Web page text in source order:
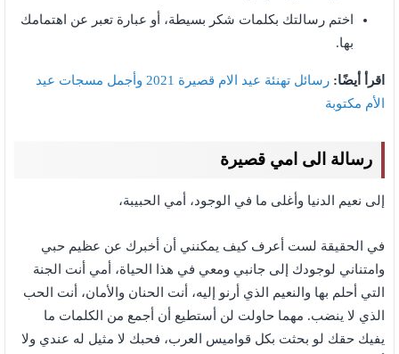
اختم رسالتك بكلمات شكر بسيطة، أو عبارة تعبر عن اهتمامك
بها.
اقرأ أيضًا:
رسائل تهنئة عيد الام قصيرة 2021 وأجمل مسجات عيد
الأم مكتوبة
رسالة الى امي قصيرة
إلى نعيم الدنيا وأغلى ما في الوجود، أمي الحبيبة،
في الحقيقة لست أعرف كيف يمكنني أن أخبرك عن عظيم حبي
وامتناني لوجودك إلى جانبي ومعي في هذا الحياة، أمي أنت الجنة
التي أحلم بها والنعيم الذي أرنو إليه، أنت الحنان والأمان، أنت الحب
الذي لا ينضب. مهما حاولت لن أستطيع أن أجمع من الكلمات ما
يفيك حقك لو بحثت بكل قواميس العرب، فحبك لا مثيل له عندي ولا